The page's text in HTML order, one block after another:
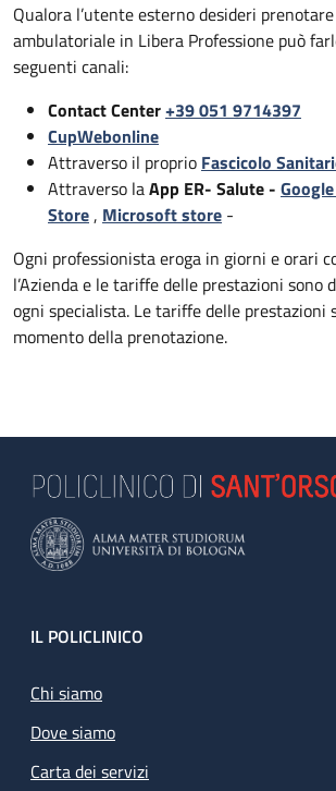
Qualora l’utente esterno desideri
ambulatoriale in Libera Professione può
seguenti canali:
Contact Center+39 051 9714397
CupWebonline
Attraverso il proprio Fascicolo
Attraverso laApp ER- Salute -
Store, Microsoft store -
Ogni professionista eroga in giorni e orari
l’Azienda e le tariffe delle prestazioni sono
ogni specialista. Le tariffe delle prestazioni
momento della prenotazione.
Footer
IL POLICLINICO
Chi siamo
Dove siamo
Carta dei servizi